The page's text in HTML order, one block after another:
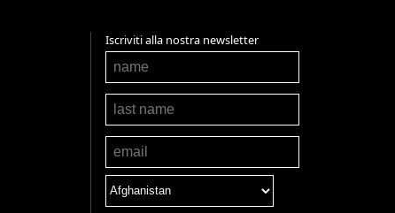
Iscriviti alla nostra newsletter